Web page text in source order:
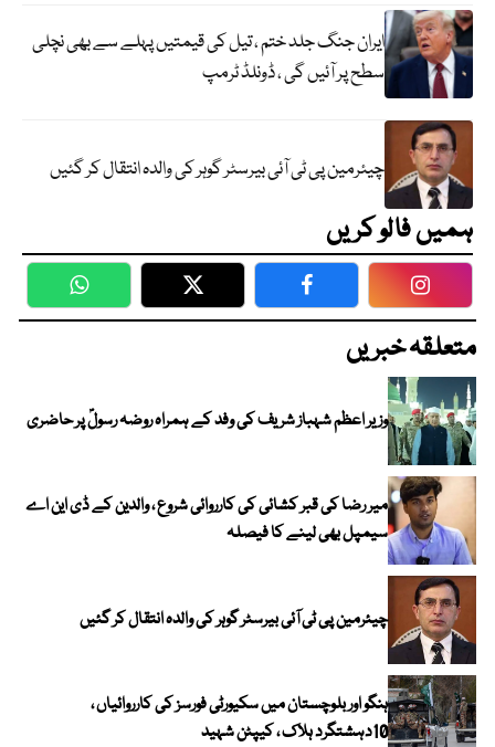
ایران جنگ جلد ختم ، تیل کی قیمتیں پہلے سے بھی نچلی
سطح پر آئیں گی ، ڈونلڈ ٹرمپ
چیئرمین پی ٹی آئی بیرسٹر گوہر کی والدہ انتقال کر گئیں
ہمیں فالو کریں
WhatsApp Twitter Facebook
متعلقہ خبریں
وزیر اعظم شہباز شریف کی وفد کے ہمراہ روضہ رسولؐ پر حاضری
میر رضا کی قبر کشائی کی کارروائی شروع ، والدین کے ڈی این اے
سیمپل بھی لینے کا فیصلہ
چیئرمین پی ٹی آئی بیرسٹر گوہر کی والدہ انتقال کر گئیں
ہنگو اور بلوچستان میں سکیورٹی فورسز کی کارروائیاں ،
10دہشتگرد ہلاک ، کیپٹن شہید